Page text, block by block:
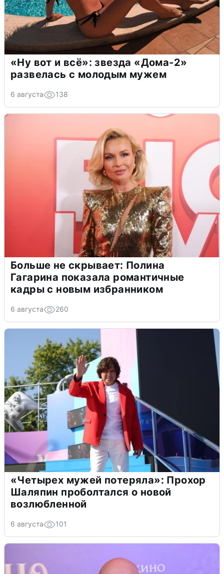
«Ну вот и всё»: звезда «Дома-2»
развелась с молодым мужем
6 августа 138
Больше не скрывает: Полина
Гагарина показала романтичные
кадры с новым избранником
6 августа 260
«Четырех мужей потеряла»: Прохор
Шаляпин проболтался о новой
возлюбленной
6 августа 101